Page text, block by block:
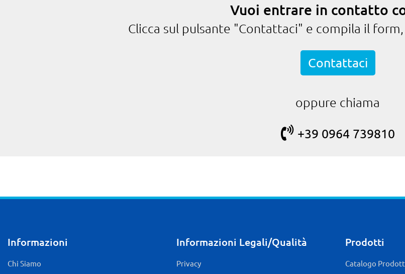
Vuoi entrare in contatto
Clicca sul pulsante "Contattaci" e compila il
Contattaci
oppure chiama
+39 0964 739810
Informazioni
Chi Siamo
Informazioni Legali/Qualità
Privacy
Prodotti
Catalogo